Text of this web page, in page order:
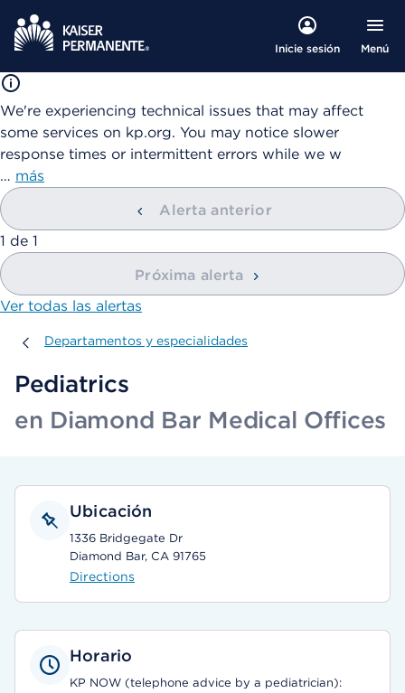
Inicie sesión Menú
We're experiencing technical issues that may affect
some services on kp.org. You may notice slower
response times or intermittent errors while we w
… más
Alerta anterior
mostrando
1 de 1
Próxima alerta
Ver todas las alertas
Departamentos y especialidades
Departamentos y especialidades
Pediatrics
en Diamond Bar Medical Offices
Ubicación
1336 Bridgegate Dr
Diamond Bar, CA 91765
Directions
Horario
KP NOW (telephone advice by a pediatrician):